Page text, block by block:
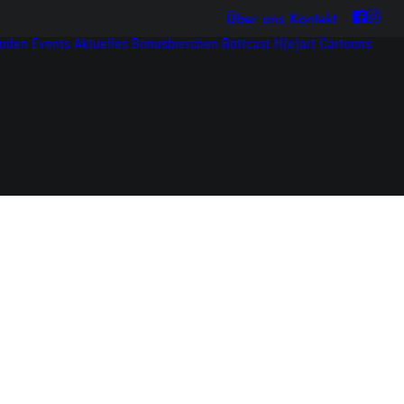
Über uns Kontakt
Events Aktuelles Bonusbierchen Bottcast H(e)art Cartoons